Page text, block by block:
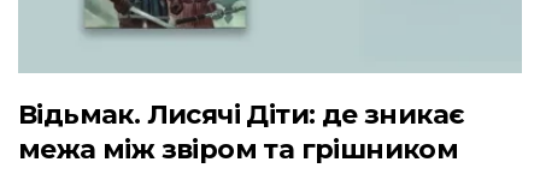
Відьмак. Лисячі Діти: де зникає
межа між звіром та грішником